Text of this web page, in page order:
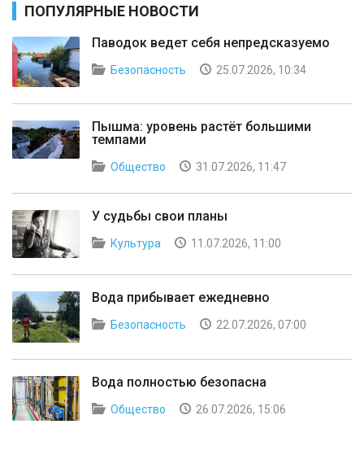
ПОПУЛЯРНЫЕ НОВОСТИ
Паводок ведет себя непредсказуемо
Безопасность 25.07.2026, 10:34
Пышма: уровень растёт большими
темпами
Общество 31.07.2026, 11:47
У судьбы свои планы
Культура 11.07.2026, 11:00
Вода прибывает ежедневно
Безопасность 22.07.2026, 07:00
Вода полностью безопасна
Общество 26.07.2026, 15:06